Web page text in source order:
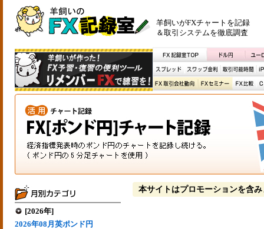
羊飼いがFXチャートを記録
＆取引システムを徹底調査
[2026年]
2026年08月英ポンド円
本サイトはプロモーションを含み